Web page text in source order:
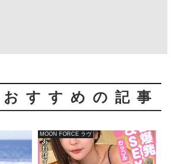
すすめの記事
MOON FORCE ラヴ